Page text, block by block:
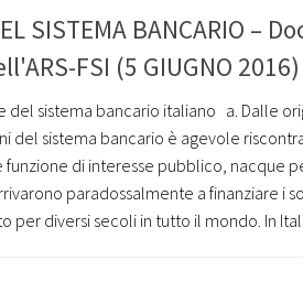
SISTEMA BANCARIO –
FSI (5 GIUGNO 2016)
del sistema bancario italiano ­ ­ a. Dalle
del sistema bancario è agevole
di interesse pubblico, nacque
paradossalmente a finanziare i
diversi secoli in tutto il mondo. In